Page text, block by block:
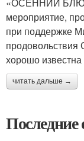
мероприятие,
при поддержке
продовольствия
хорошо
читать дальше →
Последние